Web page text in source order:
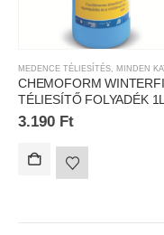
MEDENCE TÉLIESÍTÉS, MINDEN
CHEMOFORM
TÉLIESÍTŐ FOLYADÉK
3.190 Ft